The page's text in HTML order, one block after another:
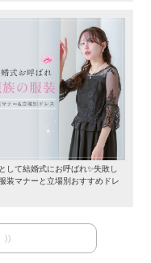
して結婚式にお呼ばれ✨失敗し
装マナーと立場別おすすめドレ